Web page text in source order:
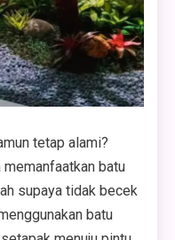
tetap alami?
memanfaatkan batu
supaya tidak becek
batu